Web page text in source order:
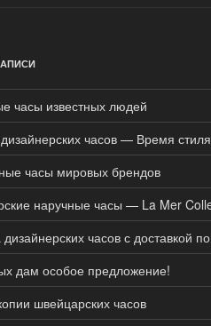
часы известных людей
часов — Время
часы мировых брендов
наручные часы — La Mer
часов с доставкой
дам особое предложение!
швейцарских часов